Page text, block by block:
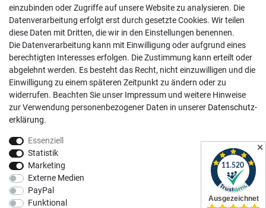
Sa, 9:00 - 13:00 Uhr
Kundenkonto
Registrieren
Login
Hilfe
Informationen
Impressum
Datenschutzerklärung
AGB
Vertrag widerrufen
✕
einzubinden oder Zugriffe auf unsere Website zu analysieren. Die
Datenverarbeitung erfolgt erst durch gesetzte Cookies. Wir teilen
diese Daten mit Dritten, die wir in den Einstellungen benennen.
Die Datenverarbeitung kann mit Einwilligung oder aufgrund eines
berechtigten Interesses erfolgen. Die Zustimmung kann erteilt oder
abgelehnt werden. Es besteht das Recht, nicht einzuwilligen und die
Einwilligung zu einem späteren Zeitpunkt zu ändern oder zu
widerrufen. Beachten Sie unser Impressum und weitere Hinweise
zur Verwendung personenbezogener Daten in unserer Daten­schutz­
erklärung.
Essenziell
Statistik
Marketing
Externe Medien
PayPal
Funktional